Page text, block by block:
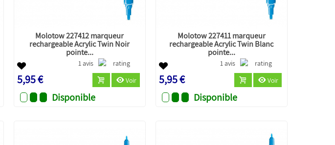
Molotow 227412 marqueur
rechargeable Acrylic Twin Noir
pointe...
1 avis
5,95 € Voir
Disponible
Molotow 227411 marqueur
rechargeable Acrylic Twin Blanc
pointe...
1 avis
5,95 € Voir
Disponible